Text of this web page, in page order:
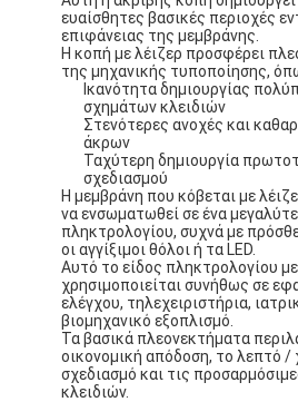
ευαίσθητες βασικές περιοχές
επιφάνειας της μεμβράνης.
Η κοπή με λέιζερ προσφέρει
της μηχανικής τυποποίησης,
Ικανότητα δημιουργίας
σχημάτων κλειδιών
Στενότερες ανοχές και
άκρων
Ταχύτερη δημιουργία
σχεδιασμού
Η μεμβράνη που κόβεται με
να ενσωματωθεί σε ένα
πληκτρολογίου, συχνά με
οι αγγίξιμοι θόλοι ή τα LED.
Αυτό το είδος πληκτρολογίου
χρησιμοποιείται συνήθως σε
ελέγχου, τηλεχειριστήρια,
βιομηχανικό εξοπλισμό.
Τα βασικά πλεονεκτήματα
οικονομική απόδοση, το λεπτό
σχεδιασμό και τις
κλειδιών.